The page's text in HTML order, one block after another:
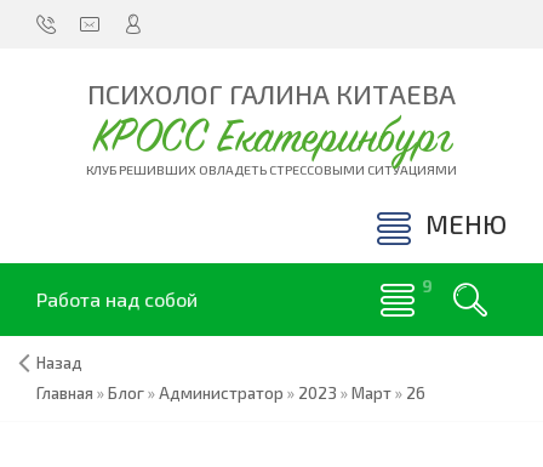
ПСИХОЛОГ ГАЛИНА КИТАЕВА
КРОСС Екатеринбург
КЛУБ РЕШИВШИХ ОВЛАДЕТЬ СТРЕССОВЫМИ СИТУАЦИЯМИ
МЕНЮ
Работа над собой
Назад
Главная »Блог»Администратор » 2023 »Март» 26